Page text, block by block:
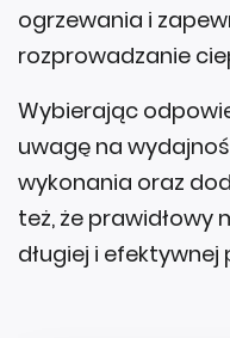
ogrzewania i
rozprowadzanie
Wybierając
uwagę na
wykonania oraz
też, że prawidłowy
długiej i